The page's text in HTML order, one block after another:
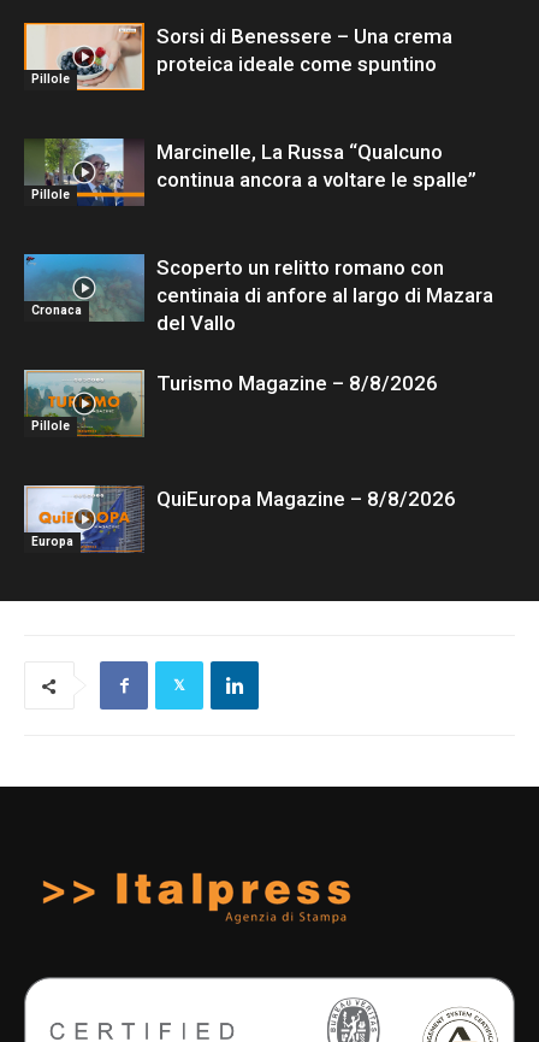
Pillole
Sorsi di Benessere – Una crema
proteica ideale come spuntino
Pillole
Marcinelle, La Russa “Qualcuno
continua ancora a voltare le spalle”
Cronaca
Scoperto un relitto romano con
centinaia di anfore al largo di Mazara
del Vallo
Pillole
Turismo Magazine – 8/8/2026
Europa
QuiEuropa Magazine – 8/8/2026